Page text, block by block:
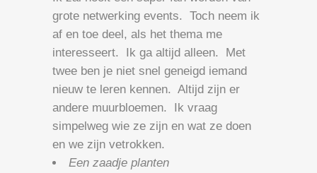
grote netwerking events. Toch neem ik
af en toe deel, als het thema me
interesseert. Ik ga altijd alleen. Met
twee ben je niet snel geneigd iemand
nieuw te leren kennen. Altijd zijn er
andere muurbloemen. Ik vraag
simpelweg wie ze zijn en wat ze doen
en we zijn vetrokken.
Een zaadje planten